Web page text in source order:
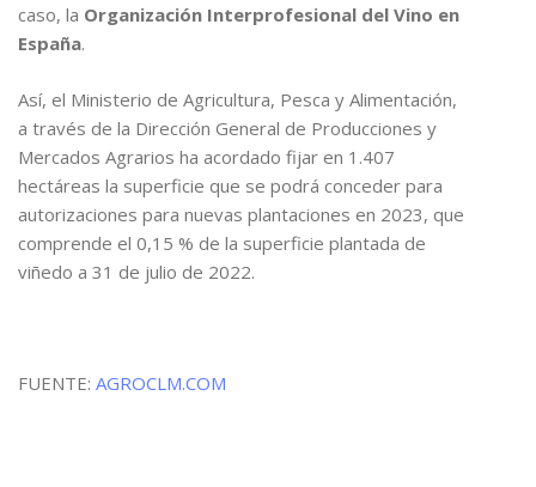
caso, la Organización Interprofesional del Vino en
España.
Así, el Ministerio de Agricultura, Pesca y Alimentación,
a través de la Dirección General de Producciones y
Mercados Agrarios ha acordado fijar en 1.407
hectáreas la superficie que se podrá conceder para
autorizaciones para nuevas plantaciones en 2023, que
comprende el 0,15 % de la superficie plantada de
viñedo a 31 de julio de 2022.
FUENTE: AGROCLM.COM